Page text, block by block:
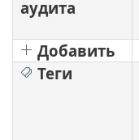
аудита
Добавить
Теги